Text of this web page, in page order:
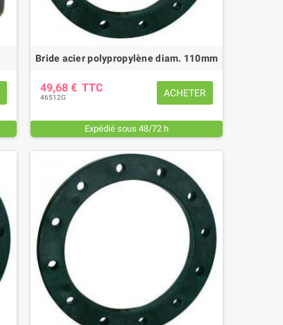
Bride acier polypropylène diam. 110mm
49,68 € TTC
46512G ACHETER
Expédié sous 48/72 h